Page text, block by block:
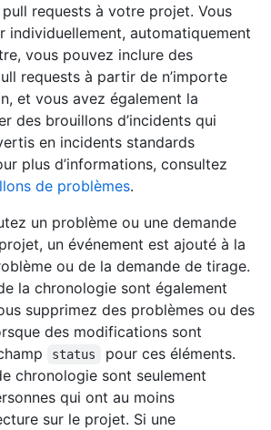
requests à votre projet. Vous
individuellement, automatiquement
vous pouvez inclure des
requests à partir de n’importe
et vous avez également la
des brouillons d’incidents qui
en incidents standards
plus d’informations, consultez
de problèmes.
un problème ou une demande
un événement est ajouté à la
ou de la demande de tirage.
la chronologie sont également
supprimez des problèmes ou des
des modifications sont
status
pour ces éléments.
chronologie sont seulement
qui ont au moins
sur le projet. Si une